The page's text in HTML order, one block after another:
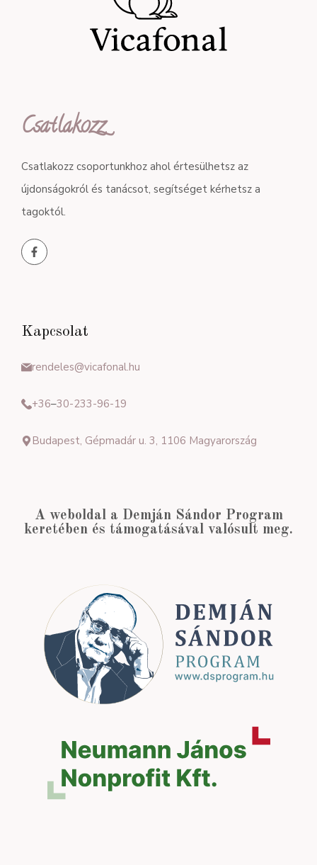
Csatlakozz
Csatlakozz csoportunkhoz ahol értesülhetsz az
újdonságokról és tanácsot, segítséget kérhetsz a
tagoktól.
Kapcsolat
rendeles@vicafonal.hu
+36–30-233-96-19
Budapest, Gépmadár u. 3, 1106 Magyarország
A weboldal a Demján Sándor Program
keretében és támogatásával valósult meg.